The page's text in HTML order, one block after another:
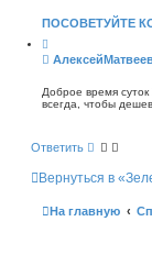
ы
о
с
к
ПОСОВЕТУЙТЕ
С
о
б
н
е
Доброе время
всегда, чтобы
Ответить
Вернуться в
На главную